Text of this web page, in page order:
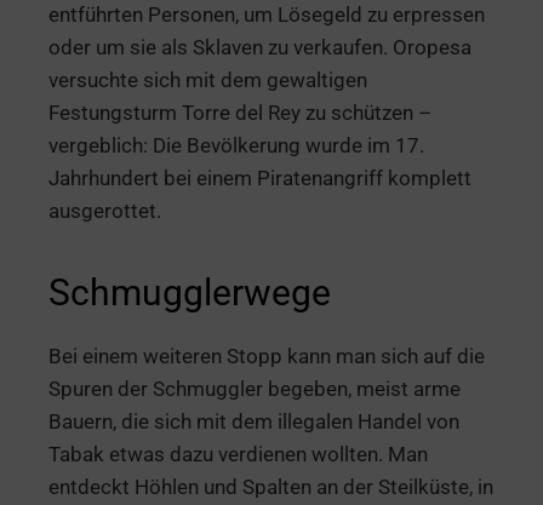
entführten Personen, um Lösegeld zu erpressen
oder um sie als Sklaven zu verkaufen. Oropesa
versuchte sich mit dem gewaltigen
Festungsturm Torre del Rey zu schützen –
vergeblich: Die Bevölkerung wurde im 17.
Jahrhundert bei einem Piratenangriff komplett
ausgerottet.
Schmugglerwege
Bei einem weiteren Stopp kann man sich auf die
Spuren der Schmuggler begeben, meist arme
Bauern, die sich mit dem illegalen Handel von
Tabak etwas dazu verdienen wollten. Man
entdeckt Höhlen und Spalten an der Steilküste, in